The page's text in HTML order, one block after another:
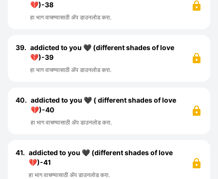
💔)-38
हा भाग वाचण्यासाठी ॲप डाउनलोड करा.
39. addicted to you 🖤 (different shades of love
💔)-39
हा भाग वाचण्यासाठी ॲप डाउनलोड करा.
40. addicted to you 🖤 ( different shades of love
💔)-40
हा भाग वाचण्यासाठी ॲप डाउनलोड करा.
41. addicted to you 🖤 (different shades of love
💔)-41
हा भाग वाचण्यासाठी ॲप डाउनलोड करा.